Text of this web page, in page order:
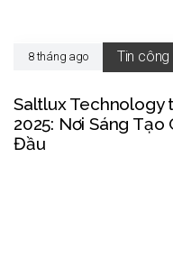
8 tháng ago Tin công
Saltlux Technology
2025: Nơi Sáng
Đầu